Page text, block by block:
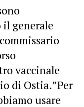
generale
vaccinale
di Ostia.”Per
usare